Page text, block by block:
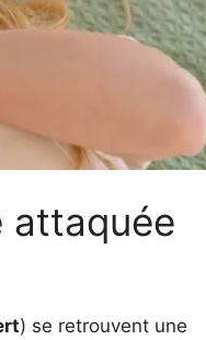
attaquée
) se retrouvent une